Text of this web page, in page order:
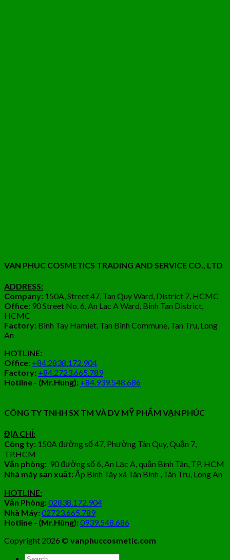
VAN PHUC COSMETICS TRADING AND SERVICE CO., LTD
ADDRESS:
Company: 150A, Street 47, Tan Quy Ward, District 7, HCMC
Office: 90 Street No. 6, An Lac A Ward, Binh Tan District,
HCMC
Factory: Binh Tay Hamlet, Tan Binh Commune, Tan Tru, Long
An
HOTLINE:
Office: +84.2838.172.904
Factory: +84.2723.665.789
Hotline - (Mr.Hung): +84.939.548.686
CÔNG TY TNHH SX TM VÀ DV MỸ PHẨM VẠN PHÚC
ĐỊA CHỈ:
Công ty: 150A đường số 47, Phường Tân Quy, Quận 7,
TP.HCM
Văn phòng: 90 đường số 6, An Lạc A, quận Bình Tân, TP. HCM
Nhà máy sản xuất:Ấp Bình Tây xã Tân Bình , Tân Trụ, Long An
HOTLINE:
Văn Phòng:02838.172.904
Nhà Máy:02723.665.789
Hotline - (Mr.Hùng):0939.548.686
Copyright 2026 © vanphuccosmetic.com
Tìm